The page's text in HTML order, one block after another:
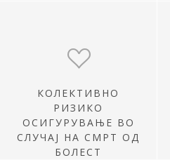
КОЛЕКТИВНО
РИЗИКО
ОСИГУРУВАЊЕ ВО
СЛУЧАЈ НА СМРТ ОД
БОЛЕСТ